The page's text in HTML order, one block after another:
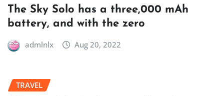
The Sky Solo has a three,000 mAh
battery, and with the zero
admlnlx Aug 20, 2022
TRAVEL